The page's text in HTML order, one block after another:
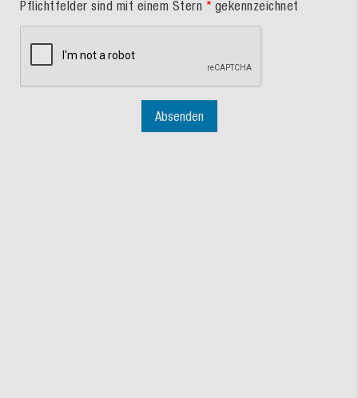
Pflichtfelder sind mit einem Stern * gekennzeichnet
Absenden